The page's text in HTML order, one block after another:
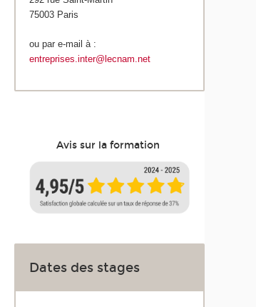
75003 Paris
ou par e-mail à :
entreprises.inter@lecnam.net
Avis sur la formation
Dates des stages